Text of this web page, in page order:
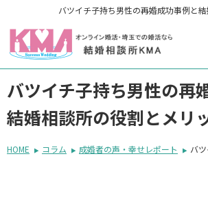
バツイチ子持ち男性の再婚成功事例と
バツイチ子持ち男性の再
結婚相談所の役割とメリ
HOME コラム 成婚者の声・幸せレポート バ